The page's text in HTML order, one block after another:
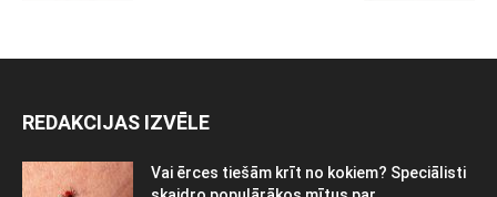
REDAKCIJAS IZVĒLE
Vai ērces tiešām krīt no kokiem? Speciālisti